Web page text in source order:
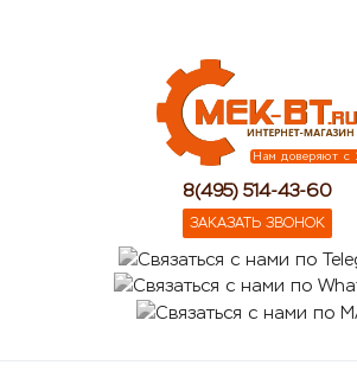
Нам доверяют с
8(495) 514-43-60
ЗАКАЗАТЬ ЗВОНОК